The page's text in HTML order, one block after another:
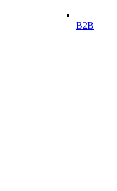
B2B